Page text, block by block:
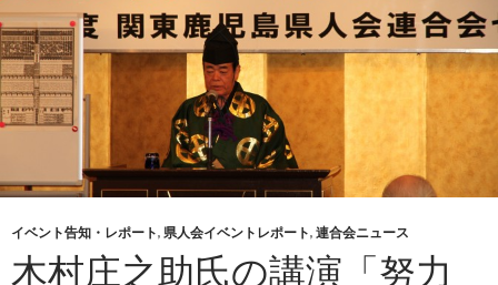
イベント告知・レポート, 県人会イベントレポート, 連合会ニュース
木村庄之助氏の講演「努力